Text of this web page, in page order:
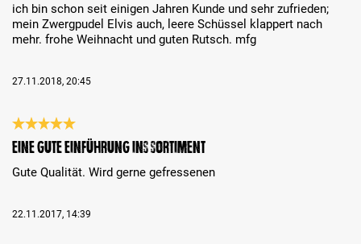
ich bin schon seit einigen Jahren Kunde und sehr zufrieden;
mein Zwergpudel Elvis auch, leere Schüssel klappert nach
mehr. frohe Weihnacht und guten Rutsch. mfg
27.11.2018, 20:45
Recenzja z oceną 5 spośród 5 gwiazdek
Eine gute Einführung ins Sortiment
Gute Qualität. Wird gerne gefressenen
22.11.2017, 14:39